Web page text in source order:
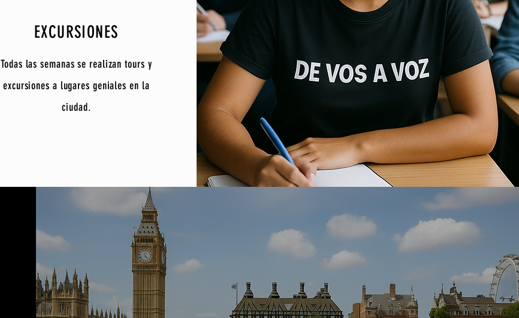
EXCURSIONES
Todas las semanas se realizan tours y
excursiones a lugares geniales en la
ciudad.